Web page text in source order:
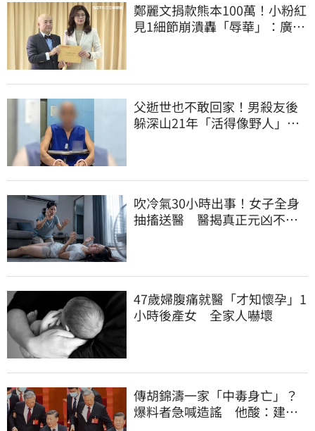
鄭麗文捐款熊本100萬！小粉紅
見1細節崩潰轟「辱華」：廣西
父逝世也不敢回家！男殺友後
躲深山21年「活得像野人」 1
吹冷氣30小時出事！女子全身
抽搐送醫 醫揭真正元凶不是
47歲婦腹痛就醫「才知懷孕」1
小時後產女 全家人嚇壞
傳胡錦濤一家「中毒身亡」？
爆料者急喊造謠 他酸：建議